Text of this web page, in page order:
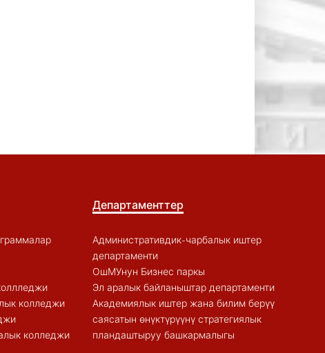
колледжи
колледжи
Департаменттер
Административдик-чарбалык иштер
департаменти
ОшМУнун Бизнес паркы
Эл аралык байланыштар департаменти
Академиялык иштер жана билим берүү
саясатын өнүктүрүүнү стратегиялык
пландаштыруу башкармалыгы